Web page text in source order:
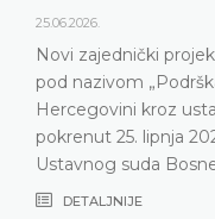
25.06.2026.
Novi zajednički
pod nazivom
Hercegovini kroz
pokrenut 25. lipnja
Ustavnog suda
DETALJNIJE